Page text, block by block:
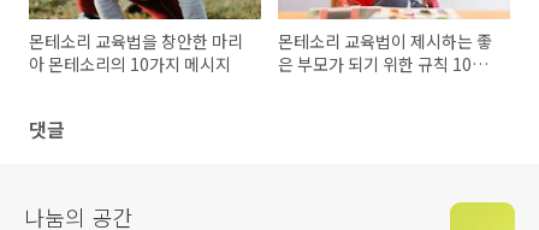
몬테소리 교육법을 창안한 마리
아 몬테소리의 10가지 메시지
몬테소리 교육법이 제시하는 좋
은 부모가 되기 위한 규칙 10가
댓글
나눔의 공간